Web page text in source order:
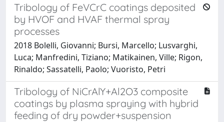
Tribology of FeVCrC coatings deposited
by HVOF and HVAF thermal spray
processes
2018 Bolelli, Giovanni; Bursi, Marcello; Lusvarghi,
Luca; Manfredini, Tiziano; Matikainen, Ville; Rigon,
Rinaldo; Sassatelli, Paolo; Vuoristo, Petri
Tribology of NiCrAlY+Al2O3 composite
coatings by plasma spraying with hybrid
feeding of dry powder+suspension